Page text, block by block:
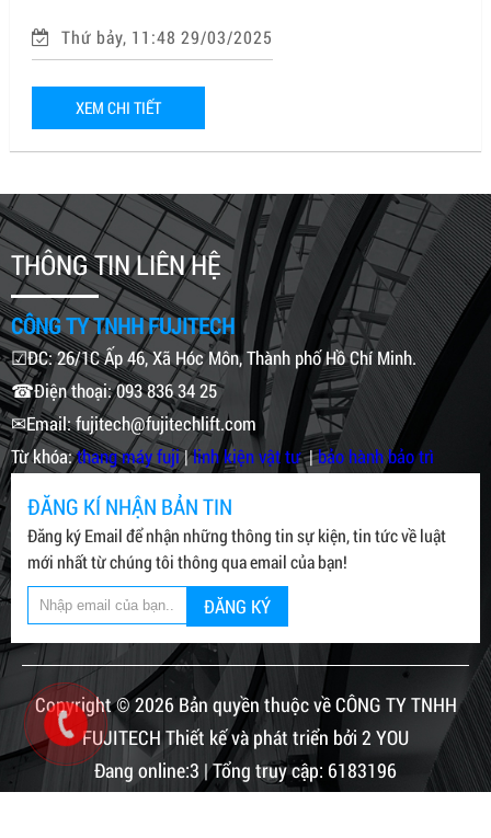
Thứ bảy, 11:48 29/03/2025
XEM CHI TIẾT
THÔNG TIN LIÊN HỆ
CÔNG TY TNHH FUJITECH
☑ĐC: 26/1C Ấp 46, Xã Hóc Môn, Thành phố Hồ Chí Minh.
☎Điện thoại: 093 836 34 25
✉Email: fujitech@fujitechlift.com
Từ khóa:thang máy fuji|linh kiện vật tư|bảo hành bảo trì
ĐĂNG KÍ NHẬN BẢN TIN
Đăng ký Email để nhận những thông tin sự kiện, tin tức về luật
mới nhất từ chúng tôi thông qua email của bạn!
ĐĂNG KÝ
Copyright © 2026 Bản quyền thuộc về CÔNG TY TNHH
FUJITECH Thiết kế và phát triển bởi 2 YOU
Đang online:3 | Tổng truy cập: 6183196